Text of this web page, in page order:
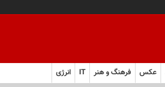
عکس فرهنگ و هنر IT انرژی